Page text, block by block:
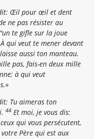
Œil pour œil et dent
ne pas résister au
te gifle sur la joue
À qui veut te mener devant
aussi ton manteau.
pas, fais-en deux mille
à qui veut
Tu aimeras ton
44 Et moi, je vous dis:
qui vous persécutent,
Père qui est aux